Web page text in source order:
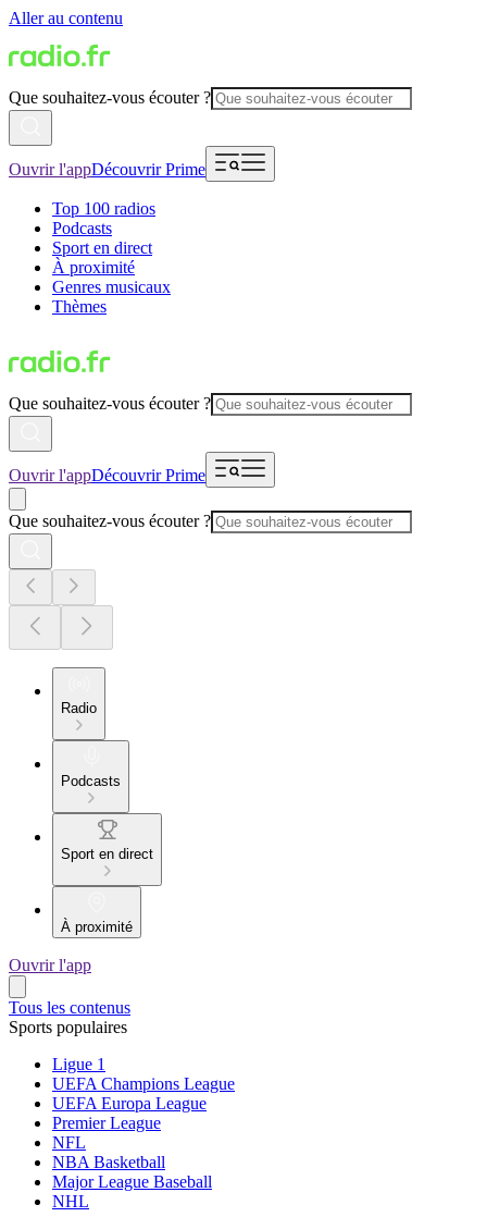
Aller au contenu
Que souhaitez-vous écouter ?
Ouvrir l'appDécouvrir Prime
Top 100 radios
Podcasts
Sport en direct
À proximité
Genres musicaux
Thèmes
Que souhaitez-vous écouter ?
Ouvrir l'appDécouvrir Prime
Que souhaitez-vous écouter ?
Radio
Podcasts
Sport en direct
À proximité
Ouvrir l'app
Tous les contenus
Sports populaires
Ligue 1
UEFA Champions League
UEFA Europa League
Premier League
NFL
NBA Basketball
Major League Baseball
NHL